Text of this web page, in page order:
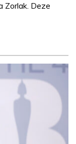
Zorlak. Deze